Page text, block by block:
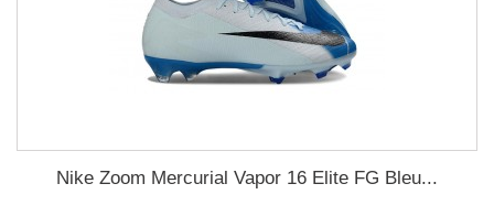
Nike Zoom Mercurial Vapor 16 Elite FG Bleu...